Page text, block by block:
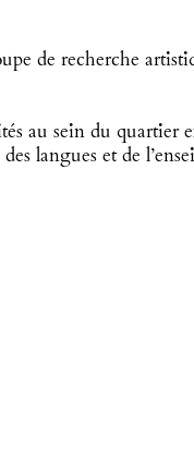
de recherche
au sein du quartier
langues et de